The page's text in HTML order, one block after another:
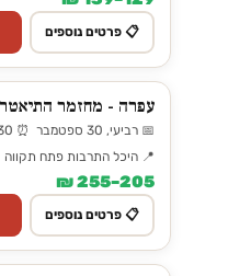
📋 פרטים נוספים
עפרה - מחזמר
📅 רביעי, 30 ספטמבר ⏰ 20:30
📍 היכל התרבות פתח תקווה
205–255 ₪
📋 פרטים נוספים